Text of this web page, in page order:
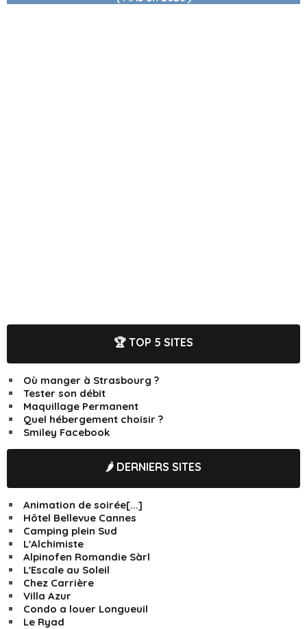
🏆 TOP 5 SITES
Où manger à Strasbourg ?
Tester son débit
Maquillage Permanent
Quel hébergement choisir ?
Smiley Facebook
🌶️ DERNIERS SITES
Animation de soirée[...]
Hôtel Bellevue Cannes
Camping plein Sud
L'Alchimiste
Alpinofen Romandie Sàrl
L'Escale au Soleil
Chez Carrière
Villa Azur
Condo a louer Longueuil
Le Ryad